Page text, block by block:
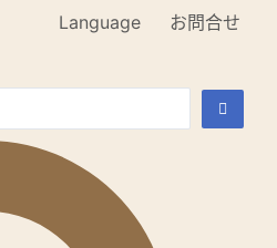
Language お問合せ